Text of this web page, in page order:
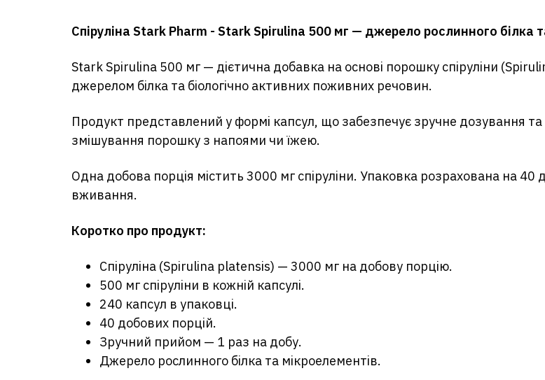
Спіруліна Stark Pharm - Stark Spirulina 500 мг — джерело рослинного білка
Stark Spirulina 500 мг — дієтична добавка на основі порошку спіруліни
джерелом білка та біологічно активних поживних речовин.
Продукт представлений у формі капсул, що забезпечує зручне дозування
змішування порошку з напоями чи їжею.
Одна добова порція містить 3000 мг спіруліни. Упаковка розрахована на
вживання.
Коротко про продукт:
Спіруліна (Spirulina platensis) — 3000 мг на добову порцію.
500 мг спіруліни в кожній капсулі.
240 капсул в упаковці.
40 добових порцій.
Зручний прийом — 1 раз на добу.
Джерело рослинного білка та мікроелементів.